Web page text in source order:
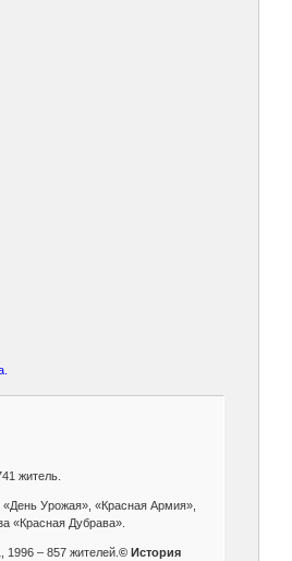
житель.
«День Урожая», «Красная Армия»,
«Красная Дубрава».
1996 – 857 жителей. © История